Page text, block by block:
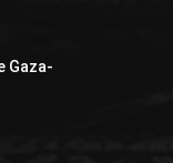
Gaza-